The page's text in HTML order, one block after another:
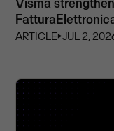
Visma
ARTICLE⏵JUL 2,